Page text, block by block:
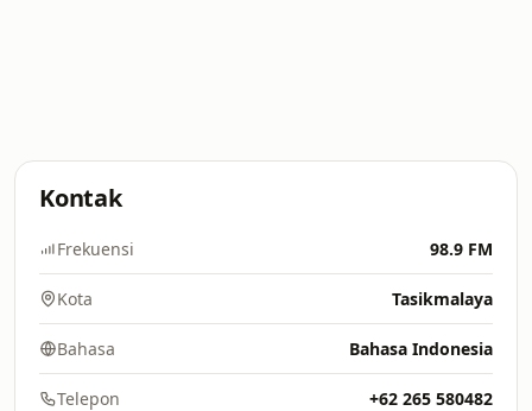
Kontak
Frekuensi 98.9 FM
Kota Tasikmalaya
Bahasa Bahasa Indonesia
Telepon +62 265 580482